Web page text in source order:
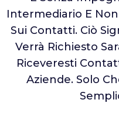
Intermediario E
Sui Contatti. Ciò
Verrà Richiesto
Riceveresti
Aziende. Solo